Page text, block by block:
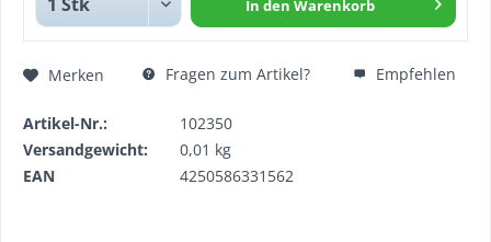
In den Warenkorb
Merken Fragen zum Artikel? Empfehlen
Artikel-Nr.:
102350
Versandgewicht:
0,01 kg
EAN
4250586331562